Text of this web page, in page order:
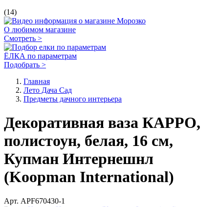
(14)
О любимом магазине
Смотреть >
ЁЛКА по параметрам
Подобрать >
Главная
Лето Дача Сад
Предметы дачного интерьера
Декоративная ваза КАРРО,
полистоун, белая, 16 см,
Купман Интернешнл
(Koopman International)
Арт. APF670430-1